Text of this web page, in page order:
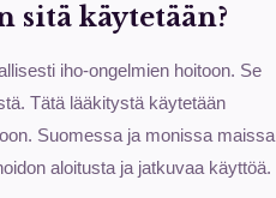
käytetään?
iho-ongelmien hoitoon. Se
Tätä lääkitystä käytetään
Suomessa ja monissa maissa
aloitusta ja jatkuvaa käyttöä.